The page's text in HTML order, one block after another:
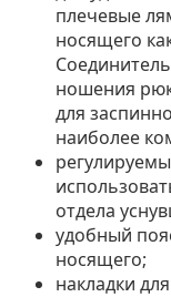
плечевые
носящего
ношения
для
наиболее
отдела
удобный
носящего;
накладки